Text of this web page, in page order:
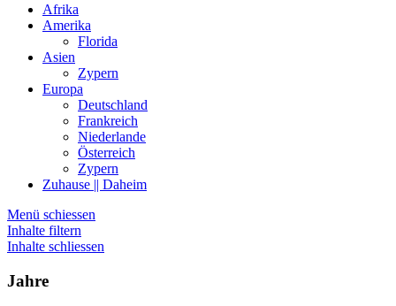
Afrika
Amerika
Florida
Asien
Zypern
Europa
Deutschland
Frankreich
Niederlande
Österreich
Zypern
Zuhause || Daheim
Menü schiessen
Inhalte filtern
Inhalte schliessen
Jahre